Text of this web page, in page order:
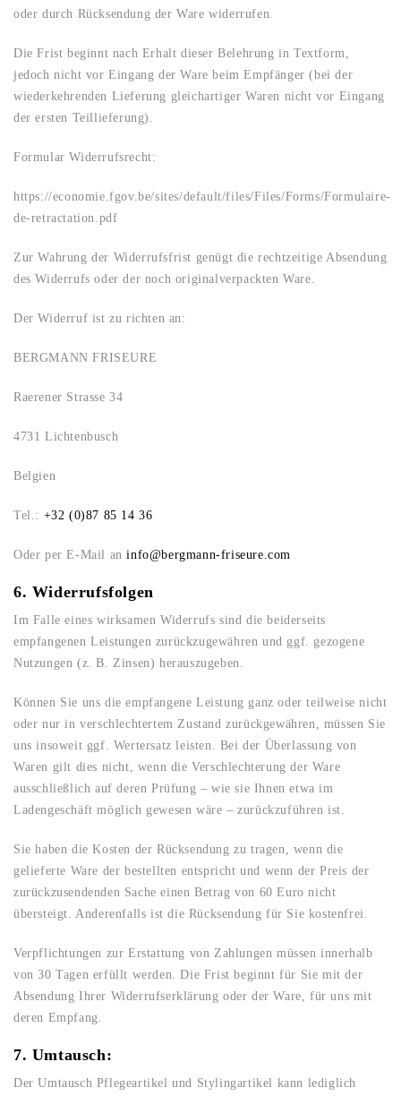
oder durch Rücksendung der Ware widerrufen.
Die Frist beginnt nach Erhalt dieser Belehrung in Textform,
jedoch nicht vor Eingang der Ware beim Empfänger (bei der
wiederkehrenden Lieferung gleichartiger Waren nicht vor Eingang
der ersten Teillieferung).
Formular Widerrufsrecht:
https://economie.fgov.be/sites/default/files/Files/Forms/Formulaire-
de-retractation.pdf
Zur Wahrung der Widerrufsfrist genügt die rechtzeitige Absendung
des Widerrufs oder der noch originalverpackten Ware.
Der Widerruf ist zu richten an:
BERGMANN FRISEURE
Raerener Strasse 34
4731 Lichtenbusch
Belgien
Tel.: +32 (0)87 85 14 36
Oder per E-Mail aninfo@bergmann-friseure.com
6. Widerrufsfolgen
Im Falle eines wirksamen Widerrufs sind die beiderseits
empfangenen Leistungen zurückzugewähren und ggf. gezogene
Nutzungen (z. B. Zinsen) herauszugeben.
Können Sie uns die empfangene Leistung ganz oder teilweise nicht
oder nur in verschlechtertem Zustand zurückgewähren, müssen Sie
uns insoweit ggf. Wertersatz leisten. Bei der Überlassung von
Waren gilt dies nicht, wenn die Verschlechterung der Ware
ausschließlich auf deren Prüfung – wie sie Ihnen etwa im
Ladengeschäft möglich gewesen wäre – zurückzuführen ist.
Sie haben die Kosten der Rücksendung zu tragen, wenn die
gelieferte Ware der bestellten entspricht und wenn der Preis der
zurückzusendenden Sache einen Betrag von 60 Euro nicht
übersteigt. Anderenfalls ist die Rücksendung für Sie kostenfrei.
Verpflichtungen zur Erstattung von Zahlungen müssen innerhalb
von 30 Tagen erfüllt werden. Die Frist beginnt für Sie mit der
Absendung Ihrer Widerrufserklärung oder der Ware, für uns mit
deren Empfang.
7. Umtausch:
Der Umtausch Pflegeartikel und Stylingartikel kann lediglich